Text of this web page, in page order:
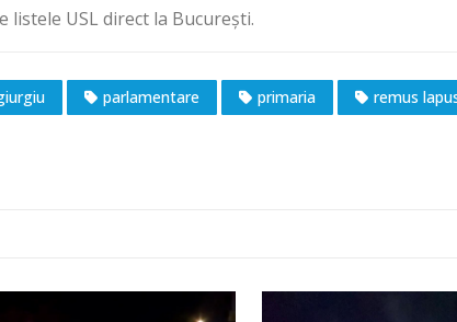
USL direct la București.
parlamentare primaria
remus